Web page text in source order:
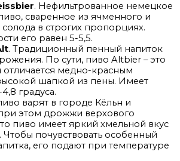
. Нефильтрованное немецкое
сваренное из ячменного и
в строгих пропорциях.
его равен 5-5,5.
. Традиционный пенный напиток
По сути, пиво Altbier – это
отличается медно-красным
шапкой из пены. Имеет
градуса.
варят в городе Кёльн и
этом дрожжи верхового
пиво имеет яркий хмельной вкус
Чтобы почувствовать особенный
его подают при температуре